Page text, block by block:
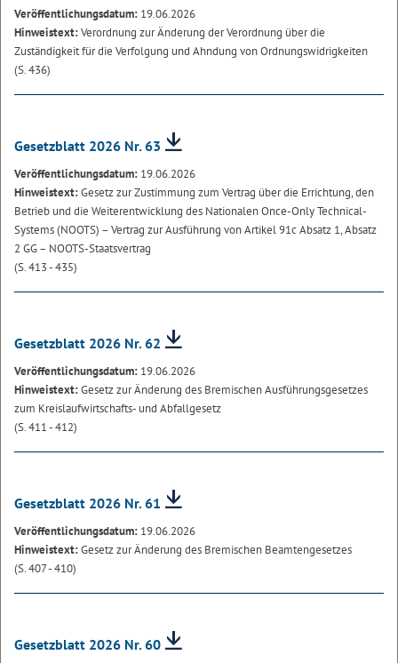
Veröffentlichungsdatum: 19.06.2026
Hinweistext:Verordnung zur Änderung der Verordnung über die
Zuständigkeit für die Verfolgung und Ahndung von Ordnungswidrigkeiten
(S. 436)
Gesetzblatt 2026 Nr. 63
Veröffentlichungsdatum: 19.06.2026
Hinweistext:Gesetz zur Zustimmung zum Vertrag über die Errichtung, den
Betrieb und die Weiterentwicklung des Nationalen Once-Only Technical-
Systems (NOOTS) – Vertrag zur Ausführung von Artikel 91c Absatz 1, Absatz
2 GG – NOOTS-Staatsvertrag
(S. 413 - 435)
Gesetzblatt 2026 Nr. 62
Veröffentlichungsdatum: 19.06.2026
Hinweistext:Gesetz zur Änderung des Bremischen Ausführungsgesetzes
zum Kreislaufwirtschafts- und Abfallgesetz
(S. 411 - 412)
Gesetzblatt 2026 Nr. 61
Veröffentlichungsdatum: 19.06.2026
Hinweistext:Gesetz zur Änderung des Bremischen Beamtengesetzes
(S. 407 - 410)
Gesetzblatt 2026 Nr. 60